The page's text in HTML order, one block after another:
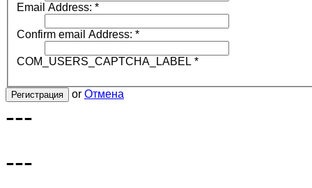
Email Address: *
Confirm email Address: *
COM_USERS_CAPTCHA_LABEL *
Регистрация or Отмена
---
---